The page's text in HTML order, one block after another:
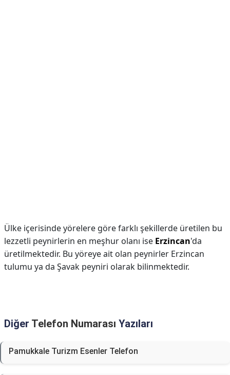
Ülke içerisinde yörelere göre farklı şekillerde üretilen bu
lezzetli peynirlerin en meşhur olanı ise Erzincan'da
üretilmektedir. Bu yöreye ait olan peynirler Erzincan
tulumu ya da Şavak peyniri olarak bilinmektedir.
Diğer Telefon Numarası Yazıları
Pamukkale Turizm Esenler Telefon